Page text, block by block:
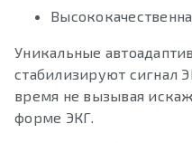
Уникальные
стабилизируют сигнал
время не вызывая
форме ЭКГ.